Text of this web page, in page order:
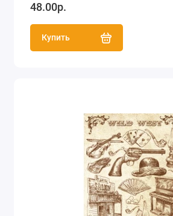
48.00р.
Купить